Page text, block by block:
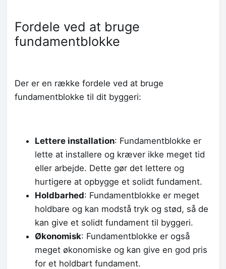
Fordele ved at bruge
fundamentblokke
Der er en række fordele ved at bruge
fundamentblokke til dit byggeri:
Lettere installation: Fundamentblokke er
lette at installere og kræver ikke meget tid
eller arbejde. Dette gør det lettere og
hurtigere at opbygge et solidt fundament.
Holdbarhed: Fundamentblokke er meget
holdbare og kan modstå tryk og stød, så de
kan give et solidt fundament til byggeri.
Økonomisk: Fundamentblokke er også
meget økonomiske og kan give en god pris
for et holdbart fundament.